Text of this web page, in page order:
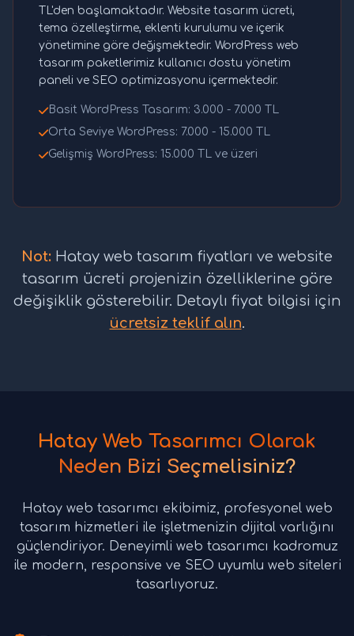
TL'den başlamaktadır. Website tasarım ücreti,
tema özelleştirme, eklenti kurulumu ve içerik
yönetimine göre değişmektedir. WordPress web
tasarım paketlerimiz kullanıcı dostu yönetim
paneli ve SEO optimizasyonu içermektedir.
Basit WordPress Tasarım: 3.000 - 7.000 TL
Orta Seviye WordPress: 7.000 - 15.000 TL
Gelişmiş WordPress: 15.000 TL ve üzeri
Not: Hatay web tasarım fiyatları ve website
tasarım ücreti projenizin özelliklerine göre
değişiklik gösterebilir. Detaylı fiyat bilgisi için
ücretsiz teklif alın.
Hatay Web Tasarımcı Olarak
Neden Bizi Seçmelisiniz?
Hatay web tasarımcı ekibimiz, profesyonel web
tasarım hizmetleri ile işletmenizin dijital varlığını
güçlendiriyor. Deneyimli web tasarımcı kadromuz
ile modern, responsive ve SEO uyumlu web siteleri
tasarlıyoruz.